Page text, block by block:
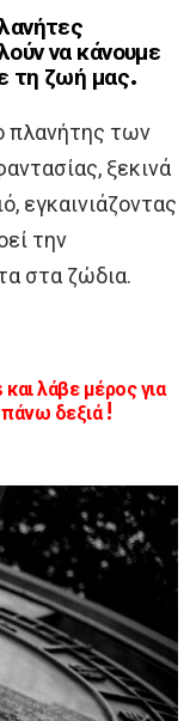
να κάνουμε
τη ζωή μας.
πλανήτης των
ξεκινά
εγκαινιάζοντας
την
στα ζώδια.
λάβε μέρος για
δεξιά !